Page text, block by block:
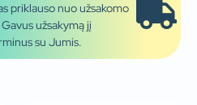
priklauso nuo užsakomo
užsakymą jį
su Jumis.